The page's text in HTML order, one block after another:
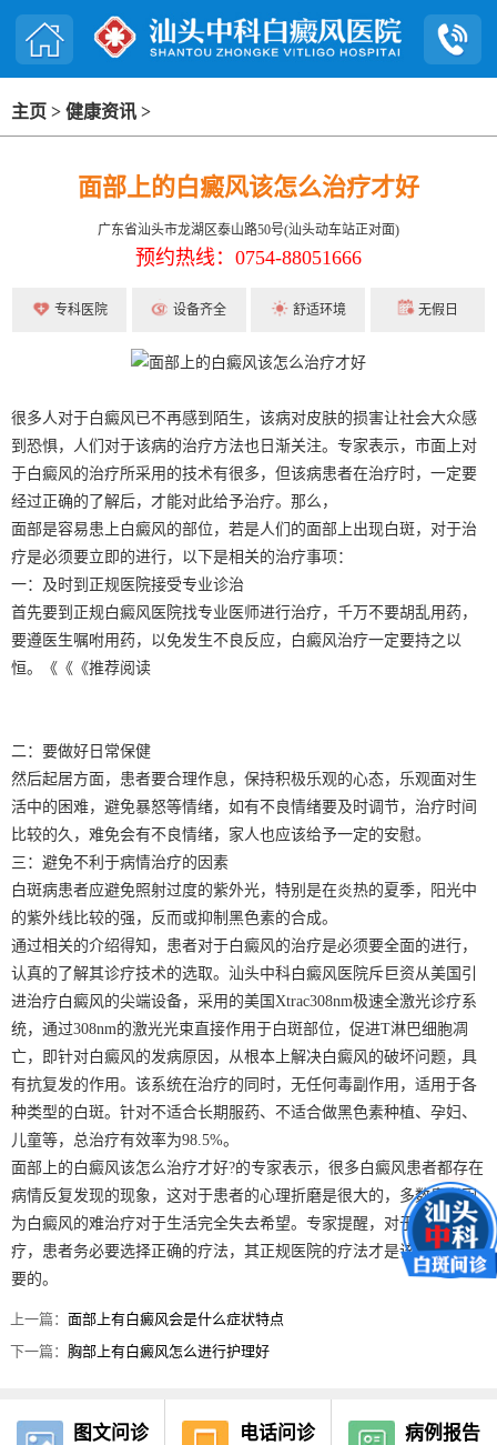
主页 > 健康资讯 >
面部上的白癜风该怎么治疗才好
广东省汕头市龙湖区泰山路50号(汕头动车站正对面)
预约热线：0754-88051666
专科医院 设备齐全 舒适环境 无假日
很多人对于白癜风已不再感到陌生，该病对皮肤的损害让社会大众感
到恐惧，人们对于该病的治疗方法也日渐关注。专家表示，市面上对
于白癜风的治疗所采用的技术有很多，但该病患者在治疗时，一定要
经过正确的了解后，才能对此给予治疗。那么，
面部是容易患上白癜风的部位，若是人们的面部上出现白斑，对于治
疗是必须要立即的进行，以下是相关的治疗事项：
一：及时到正规医院接受专业诊治
首先要到正规白癜风医院找专业医师进行治疗，千万不要胡乱用药，
要遵医生嘱咐用药，以免发生不良反应，白癜风治疗一定要持之以
恒。《《《推荐阅读
二：要做好日常保健
然后起居方面，患者要合理作息，保持积极乐观的心态，乐观面对生
活中的困难，避免暴怒等情绪，如有不良情绪要及时调节，治疗时间
比较的久，难免会有不良情绪，家人也应该给予一定的安慰。
三：避免不利于病情治疗的因素
白斑病患者应避免照射过度的紫外光，特别是在炎热的夏季，阳光中
的紫外线比较的强，反而或抑制黑色素的合成。
通过相关的介绍得知，患者对于白癜风的治疗是必须要全面的进行，
认真的了解其诊疗技术的选取。汕头中科白癜风医院斥巨资从美国引
进治疗白癜风的尖端设备，采用的美国Xtrac308nm极速全激光诊疗系
统，通过308nm的激光光束直接作用于白斑部位，促进T淋巴细胞凋
亡，即针对白癜风的发病原因，从根本上解决白癜风的破坏问题，具
有抗复发的作用。该系统在治疗的同时，无任何毒副作用，适用于各
种类型的白斑。针对不适合长期服药、不适合做黑色素种植、孕妇、
儿童等，总治疗有效率为98.5%。
面部上的白癜风该怎么治疗才好?的专家表示，很多白癜风患者都存在
病情反复发现的现象，这对于患者的心理折磨是很大的，多数患者因
为白癜风的难治疗对于生活完全失去希望。专家提醒，对于此病的治
疗，患者务必要选择正确的疗法，其正规医院的疗法才是该病患者需
要的。
上一篇：面部上有白癜风会是什么症状特点
下一篇：胸部上有白癜风怎么进行护理好
图文问诊 电话问诊 病例报告